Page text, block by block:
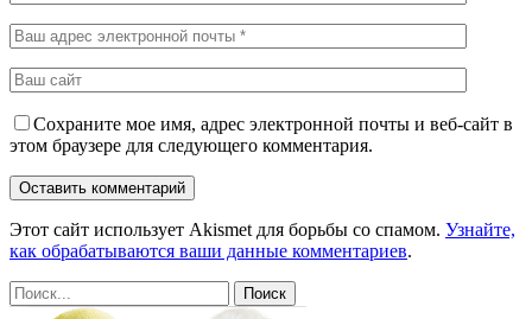
Сохраните мое имя, адрес электронной почты и веб-сайт в
этом браузере для следующего комментария.
Этот сайт использует Akismet для борьбы со спамом. Узнайте,
как обрабатываются ваши данные комментариев.